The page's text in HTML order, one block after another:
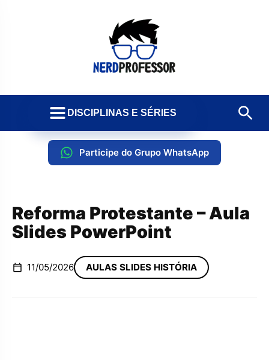
DISCIPLINAS E SÉRIES
Participe do Grupo WhatsApp
Reforma Protestante – Aula
Slides PowerPoint
11/05/2026 AULAS SLIDES HISTÓRIA